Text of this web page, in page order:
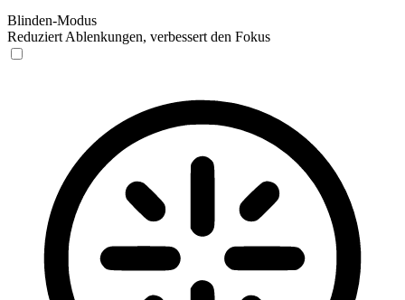
Blinden-Modus
Reduziert Ablenkungen, verbessert den Fokus